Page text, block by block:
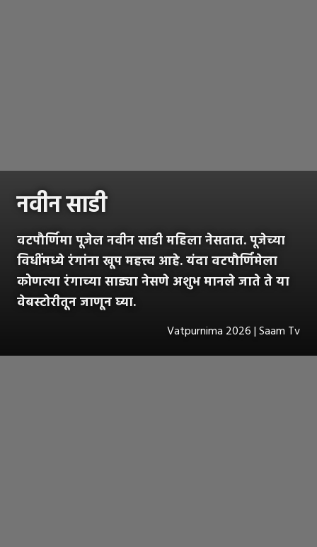
नवीन साडी
वटपौर्णिमा पूजेल नवीन साडी महिला नेसतात. पूजेच्या
विधींमध्ये रंगांना खूप महत्त्व आहे. यंदा वटपौर्णिमेला
कोणत्या रंगाच्या साड्या नेसणे अशुभ मानले जाते ते या
वेबस्टोरीतून जाणून घ्या.
Vatpurnima 2026 | Saam Tv